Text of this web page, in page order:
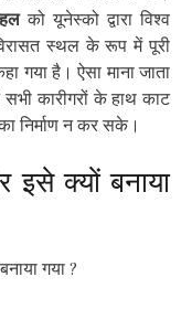
को यूनेस्को द्वारा विश्व
स्थल के रूप में पूरी
गया है। ऐसा माना जाता
कारीगरों के हाथ काट
निर्माण न कर सके।
क्यों बनाया